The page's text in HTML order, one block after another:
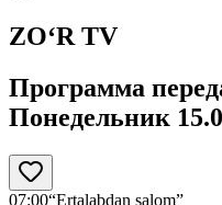
ZO‘R TV
Программа
Понедельник
07:00“Ertalabdan salom”